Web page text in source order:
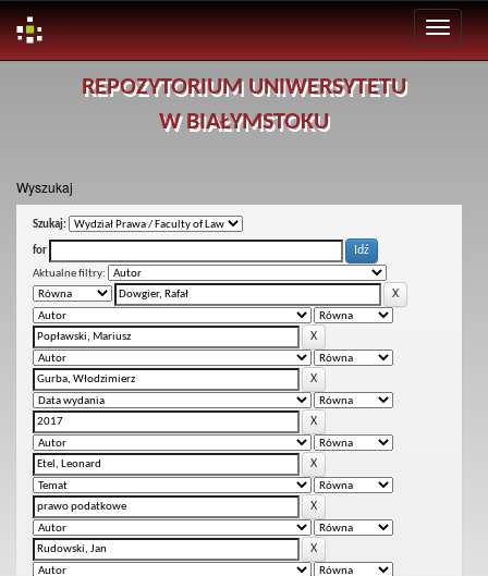
REPOZYTORIUM UNIWERSYTETU
W BIAŁYMSTOKU
Wyszukaj
Szukaj:
for
Aktualne filtry: